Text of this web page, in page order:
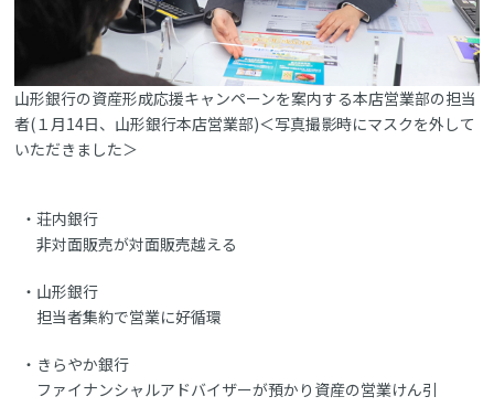
山形銀行の資産形成応援キャンペーンを案内する本店営業部の担当
者(１月14日、山形銀行本店営業部)＜写真撮影時にマスクを外して
いただきました＞
荘内銀行
非対面販売が対面販売越える
山形銀行
担当者集約で営業に好循環
きらやか銀行
ファイナンシャルアドバイザーが預かり資産の営業けん引